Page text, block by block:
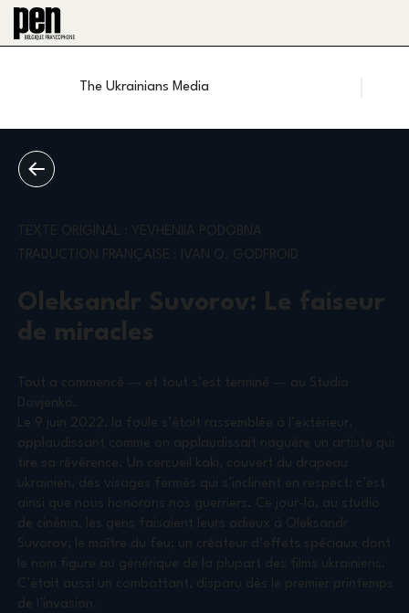
TEXTE ORIGINAL : YEVHENIIA PODOBNA
TRADUCTION FRANÇAISE : IVAN O. GODFROID
Oleksandr Suvorov: Le faiseur
de miracles
Tout a commencé — et tout s’est terminé — au Studio
Dovjenko.
Le 9 juin 2022, la foule s’était rassemblée à l’extérieur,
applaudissant comme on applaudissait naguère un artiste qui
tire sa révérence. Un cercueil kaki, couvert du drapeau
ukrainien, des visages fermés qui s’inclinent en respect: c’est
ainsi que nous honorons nos guerriers. Ce jour-là, au studio
de cinéma, les gens faisaient leurs adieux à Oleksandr
Suvorov, le maître du feu; un créateur d’effets spéciaux dont
le nom figure au générique de la plupart des films ukrainiens.
C’était aussi un combattant, disparu dès le premier printemps
de l’invasion.
The Ukrainians Media